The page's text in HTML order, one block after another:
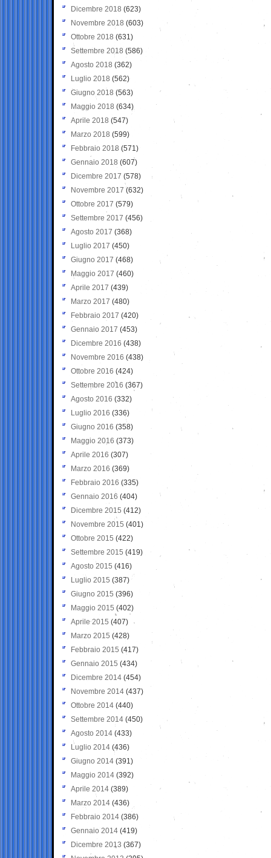
Dicembre 2018 (623)
Novembre 2018 (603)
Ottobre 2018 (631)
Settembre 2018 (586)
Agosto 2018 (362)
Luglio 2018 (562)
Giugno 2018 (563)
Maggio 2018 (634)
Aprile 2018 (547)
Marzo 2018 (599)
Febbraio 2018 (571)
Gennaio 2018 (607)
Dicembre 2017 (578)
Novembre 2017 (632)
Ottobre 2017 (579)
Settembre 2017 (456)
Agosto 2017 (368)
Luglio 2017 (450)
Giugno 2017 (468)
Maggio 2017 (460)
Aprile 2017 (439)
Marzo 2017 (480)
Febbraio 2017 (420)
Gennaio 2017 (453)
Dicembre 2016 (438)
Novembre 2016 (438)
Ottobre 2016 (424)
Settembre 2016 (367)
Agosto 2016 (332)
Luglio 2016 (336)
Giugno 2016 (358)
Maggio 2016 (373)
Aprile 2016 (307)
Marzo 2016 (369)
Febbraio 2016 (335)
Gennaio 2016 (404)
Dicembre 2015 (412)
Novembre 2015 (401)
Ottobre 2015 (422)
Settembre 2015 (419)
Agosto 2015 (416)
Luglio 2015 (387)
Giugno 2015 (396)
Maggio 2015 (402)
Aprile 2015 (407)
Marzo 2015 (428)
Febbraio 2015 (417)
Gennaio 2015 (434)
Dicembre 2014 (454)
Novembre 2014 (437)
Ottobre 2014 (440)
Settembre 2014 (450)
Agosto 2014 (433)
Luglio 2014 (436)
Giugno 2014 (391)
Maggio 2014 (392)
Aprile 2014 (389)
Marzo 2014 (436)
Febbraio 2014 (386)
Gennaio 2014 (419)
Dicembre 2013 (367)